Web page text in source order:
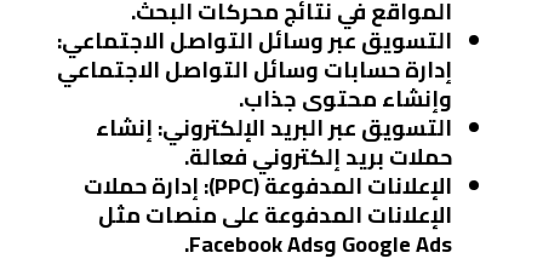
المواقع في نتائج محركات البحث.
التسويق عبر وسائل التواصل الاجتماعي:
إدارة حسابات وسائل التواصل الاجتماعي
وإنشاء محتوى جذاب.
التسويق عبر البريد الإلكتروني: إنشاء
حملات بريد إلكتروني فعالة.
الإعلانات المدفوعة (PPC) : إدارة حملات
الإعلانات المدفوعة على منصات مثل
Google Ads وFacebook Ads.